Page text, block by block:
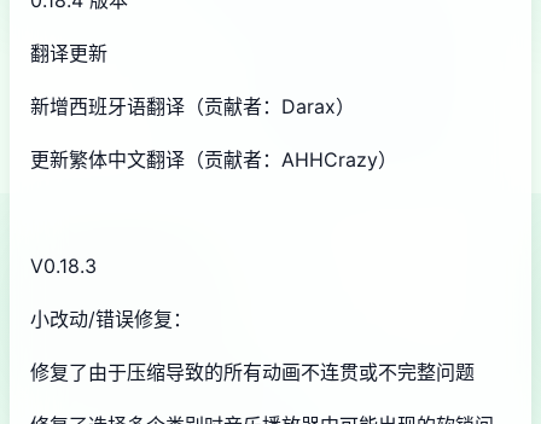
翻译更新
新增西班牙语翻译（贡献者：Darax）
更新繁体中文翻译（贡献者：AHHCrazy）
V0.18.3
小改动/错误修复：
修复了由于压缩导致的所有动画不连贯或不完整问题